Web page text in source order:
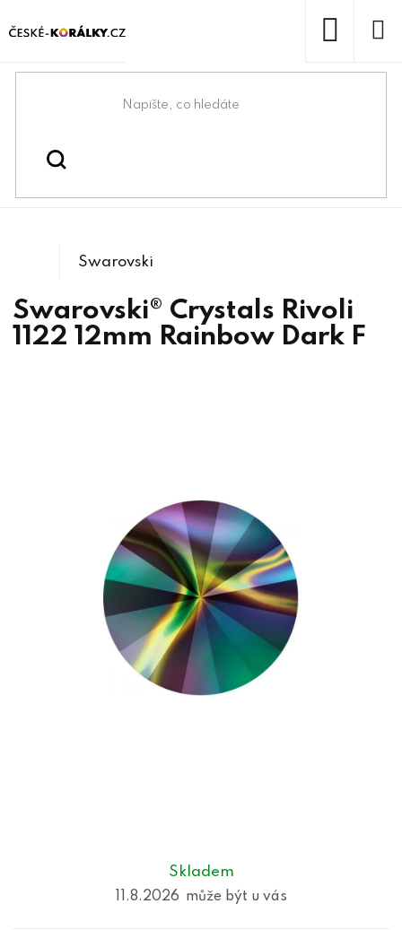
na
Domů
Swarovski® & lůžka
kameny /
Skladem
11.8.2026
Swarovski® Crystals Rivoli
1122 12mm Rainbow Dark F
Swarovski